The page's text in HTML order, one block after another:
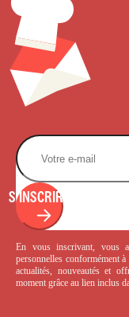
S'INSCRIRE
En vous inscrivant, vous
personnelles conformément à
actualités, nouveautés et
moment grâce au lien inclus